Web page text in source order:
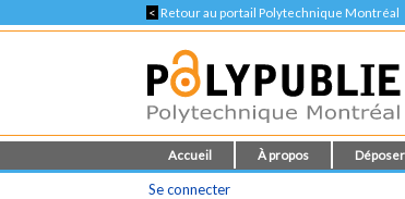
< Retour au portail Polytechnique Montréal
Accueil À propos Déposer
Se connecter